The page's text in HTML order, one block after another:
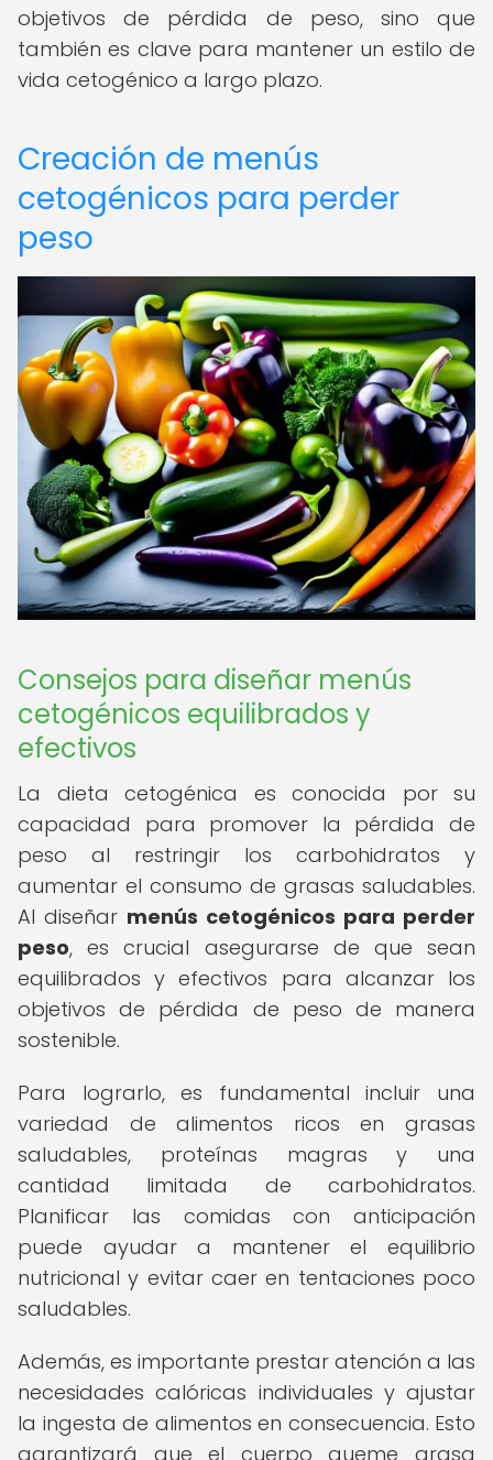
objetivos de pérdida de peso, sino que
también es clave para mantener un estilo de
vida cetogénico a largo plazo.
Creación de menús
cetogénicos para perder
peso
Consejos para diseñar menús
cetogénicos equilibrados y
efectivos
La dieta cetogénica es conocida por su
capacidad para promover la pérdida de
peso al restringir los carbohidratos y
aumentar el consumo de grasas saludables.
Al diseñar menús cetogénicos para perder
peso, es crucial asegurarse de que sean
equilibrados y efectivos para alcanzar los
objetivos de pérdida de peso de manera
sostenible.
Para lograrlo, es fundamental incluir una
variedad de alimentos ricos en grasas
saludables, proteínas magras y una
cantidad limitada de carbohidratos.
Planificar las comidas con anticipación
puede ayudar a mantener el equilibrio
nutricional y evitar caer en tentaciones poco
saludables.
Además, es importante prestar atención a las
necesidades calóricas individuales y ajustar
la ingesta de alimentos en consecuencia. Esto
garantizará que el cuerpo queme grasa